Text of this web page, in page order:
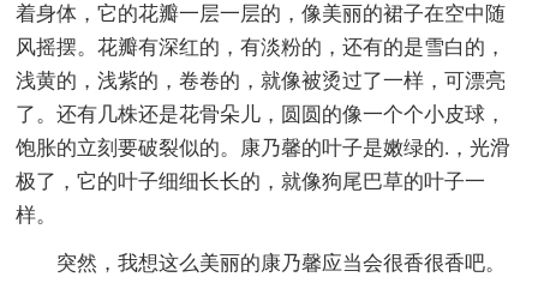
着身体，它的花瓣一层一层的，像美丽的裙子在空中随
风摇摆。花瓣有深红的，有淡粉的，还有的是雪白的，
浅黄的，浅紫的，卷卷的，就像被烫过了一样，可漂亮
了。还有几株还是花骨朵儿，圆圆的像一个个小皮球，
饱胀的立刻要破裂似的。康乃馨的叶子是嫩绿的.，光滑
极了，它的叶子细细长长的，就像狗尾巴草的叶子一
样。
突然，我想这么美丽的康乃馨应当会很香很香吧。